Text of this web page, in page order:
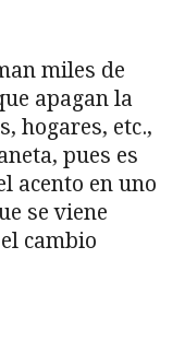
miles de
apagan la
hogares, etc.,
pues es
acento en uno
se viene
cambio